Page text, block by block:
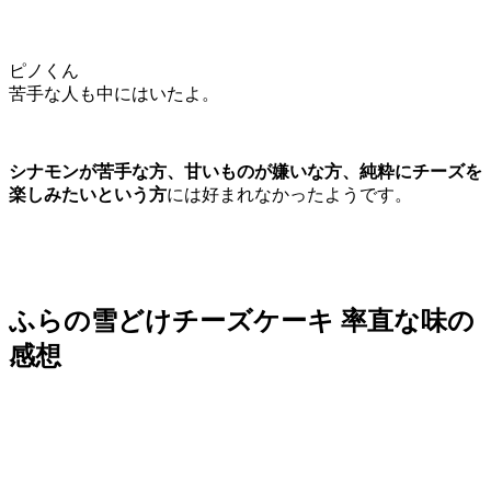
ピノくん
苦手な人も中にはいたよ。
シナモンが苦手な方、甘いものが嫌いな方、純粋にチーズを
楽しみたいという方には好まれなかったようです。
ふらの雪どけチーズケーキ 率直な味の
感想